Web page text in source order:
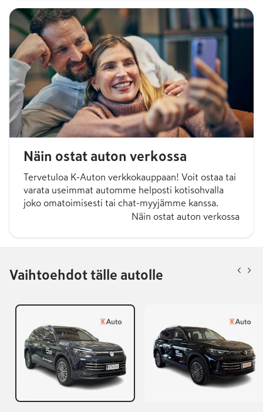
Näin ostat auton verkossa
Tervetuloa K-Auton verkkokauppaan! Voit ostaa tai
varata useimmat automme helposti kotisohvalla
joko omatoimisesti tai chat-myyjämme kanssa.
Näin ostat auton verkossa
Vaihtoehdot tälle autolle